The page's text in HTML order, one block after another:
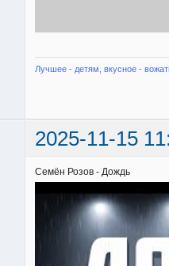
Лучшее - детям, вкусное -
2025-11-15
Семён Розов - Дождь